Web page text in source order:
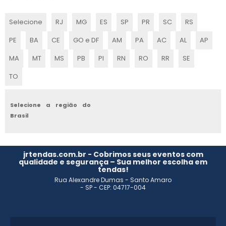
FABRICANTE DE TENDAS INFLÁVEIS
Selecione RJ MG ES SP PR SC
RS
PE
BA CE GO e DF AM PA AC AL
AP
MA
MT MS PB PI RN RO RR
SE
TO
Selecione a região do
Brasil
jrtendas.com.br - Cobrimos seus eventos com
qualidade e segurança – Sua melhor escolha em
tendas!
Rua Alexandre Dumas - Santo Amaro
- SP - CEP: 04717-004